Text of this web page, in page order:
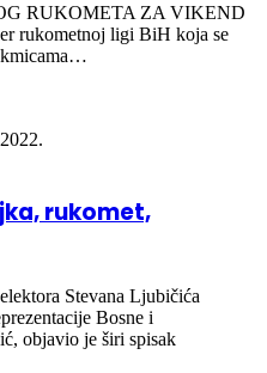
RUKOMETA ZA VIKEND
rukometnoj ligi BiH koja se
rukomet,
Stevana Ljubičića
Bosne i
objavio je širi spisak